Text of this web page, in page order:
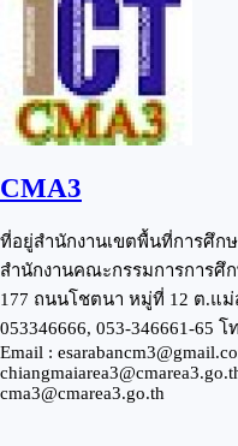
CMA3
ที่อยู่สำนักงานเขตพื้นที่การศึก
สำนักงานคณะกรรมการการศึ
177 ถนนโชตนา หมู่ที่ 12 ต.แม่
053346666, 053-346661-65 โ
Email :
cma3@cmarea3.go.th